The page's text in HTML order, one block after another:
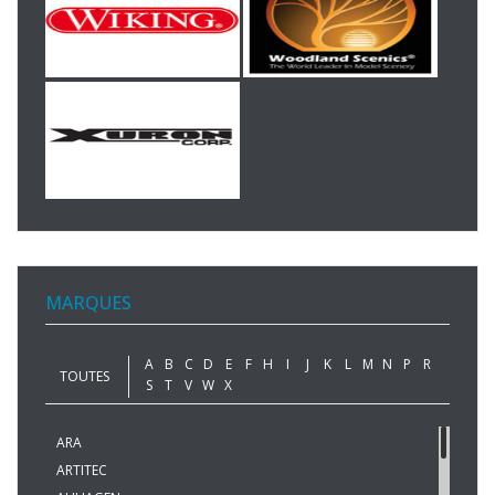
MARQUES
TOUTES
A B C D E F H I J K L M N P
R
S
T V W X
ARA
ARTITEC